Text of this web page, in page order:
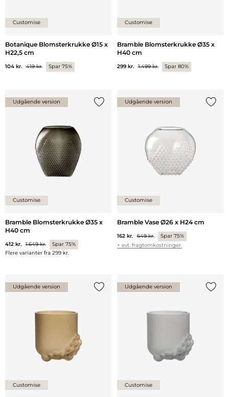
Customise
Botanique Blomsterkrukke Ø15 x
H22,5 cm
104 kr. 419 kr. Spar 75%
Customise
Bramble Blomsterkrukke Ø35 x
H40 cm
299 kr. 1.499 kr. Spar 80%
Udgående version
Customise
Bramble Blomsterkrukke Ø35 x
H40 cm
412 kr. 1.649 kr.
Spar 75%
Flere varianter fra 299 kr.
Udgående version
Customise
Bramble Vase Ø26 x H24 cm
162 kr. 649 kr.
Spar 75%
+ evt. fragtomkostninger.
Udgående version
Customise
Udgående version
Customise